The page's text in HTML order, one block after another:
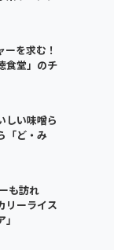
を求む！
食堂」のチ
しい味噌ら
「ど・み
も訪れ
リーライス